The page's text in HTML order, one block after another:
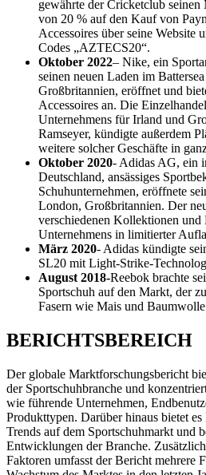
gewährte der Cricketclub
von 20 % auf den Kauf von
Accessoires über seine Website
Codes „AZTECS20“.
Oktober 2022– Nike, ein
seinen neuen Laden im
Großbritannien, eröffnet und
Accessoires an. Die
Unternehmens für Irland und
Ramseyer, kündigte außerdem
weitere solcher Geschäfte in
Oktober 2020- Adidas AG, ein
Deutschland, ansässiges
Schuhunternehmen, eröffnete
London, Großbritannien. Der
verschiedenen Kollektionen und
Unternehmens in limitierter
März 2020- Adidas kündigte
SL20 mit Light-Strike-
August 2018-Reebok brachte
Sportschuh auf den Markt, der
Fasern wie Mais und Baumwolle
BERICHTSBEREICH
Der globale Marktforschungsbericht
der Sportschuhbranche und
wie führende Unternehmen,
Produkttypen. Darüber hinaus bietet
Trends auf dem Sportschuhmarkt und
Entwicklungen der Branche.
Faktoren umfasst der Bericht mehrere